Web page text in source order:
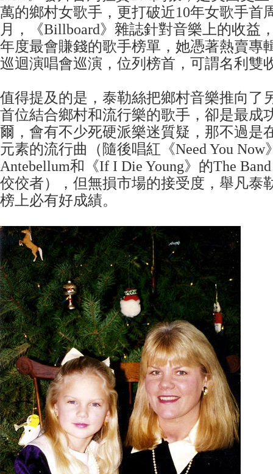
萬的鄉村女歌手，更打破近10年女歌手首
月，《Billboard》雜誌針對音樂上的收益
年度最會賺錢的歌手榜單，她憑著熱賣專
巡迴演唱會巡演，位列榜首，可謂名利雙
值得提及的是，泰勒絲把鄉村音樂推向了
首位結合鄉村和流行樂的歌手，卻是最成
爾，會有不少死硬派樂迷質疑，那不過是
元素的流行曲（隨後唱紅《Need You Now
Antebellum和《If I Die Young》的The
佼佼者），但無損市場的接受度，舉凡泰
榜上必有好成績。